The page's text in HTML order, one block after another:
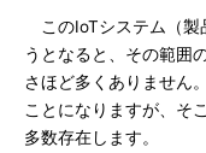
このIoTシステム（製
うとなると、その範囲
さほど多くありません
ことになりますが、そ
多数存在します。